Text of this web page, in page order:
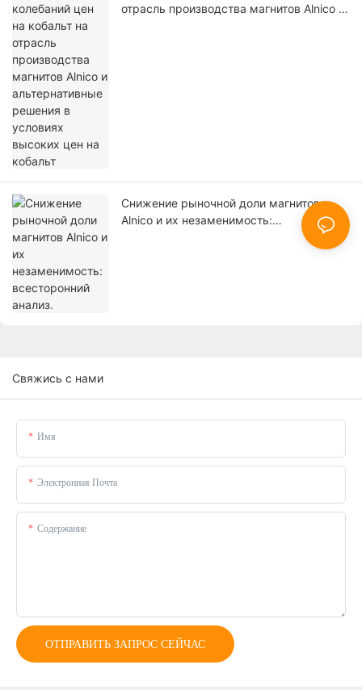
отрасль производства магнитов Alnico и
Снижение рыночной доли магнитов
Alnico и их незаменимость:
Свяжись с нами
Имя
Электронная Почта
Содержание
ОТПРАВИТЬ ЗАПРОС СЕЙЧАС